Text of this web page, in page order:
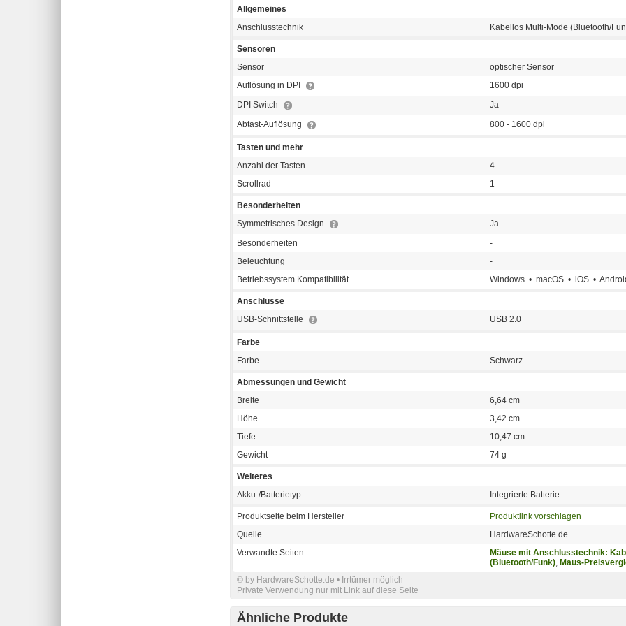
Allgemeines
Anschlusstechnik
Kabellos Multi-Mode (Bluetooth/
Sensoren
Sensor
optischer Sensor
Auflösung in DPI
1600 dpi
DPI Switch
Ja
Abtast-Auflösung
800 - 1600 dpi
Tasten und mehr
Anzahl der Tasten
4
Scrollrad
1
Besonderheiten
Symmetrisches Design
Ja
Besonderheiten
-
Beleuchtung
-
Betriebssystem Kompatibilität
Windows • macOS • iOS •
Anschlüsse
USB-Schnittstelle
USB 2.0
Farbe
Farbe
Schwarz
Abmessungen und Gewicht
Breite
6,64 cm
Höhe
3,42 cm
Tiefe
10,47 cm
Gewicht
74 g
Weiteres
Akku-/Batterietyp
Integrierte Batterie
Produktseite beim Hersteller
Produktlink vorschlagen
Quelle
HardwareSchotte.de
Verwandte Seiten
Mäuse mit Anschlusstechnik:
(Bluetooth/Funk), Maus-
© by HardwareSchotte.de • Irrtümer möglich
Private Verwendung nur mit Link auf diese Seite
Ähnliche Produkte